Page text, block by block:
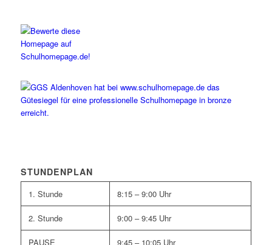
STUNDENPLAN
1. Stunde 8:15 – 9:00 Uhr
2. Stunde 9:00 – 9:45 Uhr
PAUSE 9:45 – 10:05 Uhr